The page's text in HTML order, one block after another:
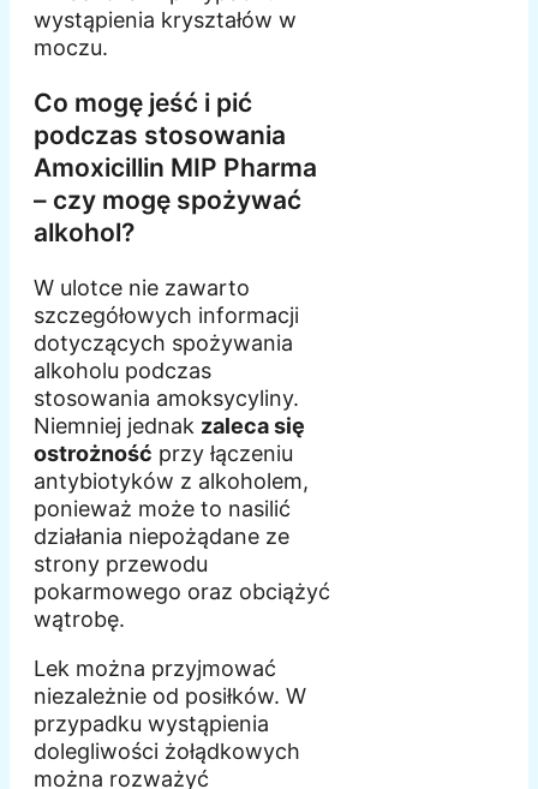
wystąpienia kryształów w
moczu.
Co mogę jeść i pić
podczas stosowania
Amoxicillin MIP Pharma
– czy mogę spożywać
alkohol?
W ulotce nie zawarto
szczegółowych informacji
dotyczących spożywania
alkoholu podczas
stosowania amoksycyliny.
Niemniej jednak zaleca się
ostrożność przy łączeniu
antybiotyków z alkoholem,
ponieważ może to nasilić
działania niepożądane ze
strony przewodu
pokarmowego oraz obciążyć
wątrobę.
Lek można przyjmować
niezależnie od posiłków. W
przypadku wystąpienia
dolegliwości żołądkowych
można rozważyć